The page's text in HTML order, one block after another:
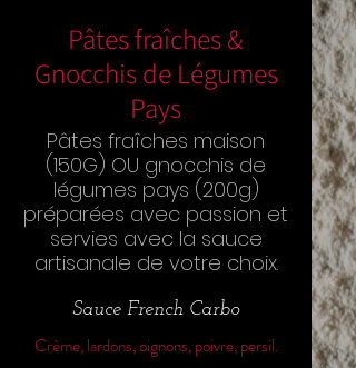
Pâtes fraîches &
Gnocchis de Légumes
Pays
Pâtes fraîches maison
(150G) OU gnocchis de
légumes pays (200g)
préparées avec passion et
servies avec la sauce
artisanale de votre choix.
Sauce French Carbo
Crème, lardons, oignons, poivre, persil.